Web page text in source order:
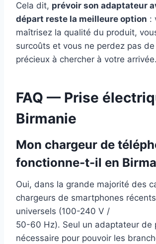
Cela dit, prévoir son adaptateur
départ reste la meilleure option :
maîtrisez la qualité du produit,
surcoûts et vous ne perdez pas
précieux à chercher à votre arrivée.
FAQ — Prise
Birmanie
Mon chargeur de
fonctionne-t-il en
Oui, dans la grande majorité des
chargeurs de smartphones
universels (100-240 V /
50-60 Hz). Seul un adaptateur de
nécessaire pour pouvoir les